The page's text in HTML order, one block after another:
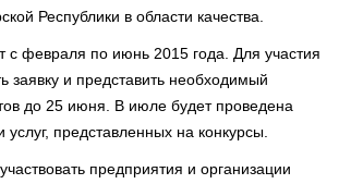
Республики в области качества.
с февраля по июнь 2015 года. Для участия
заявку и представить необходимый
до 25 июня. В июле будет проведена
услуг, представленных на конкурсы.
предприятия и организации